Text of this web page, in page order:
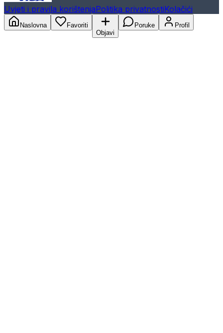
Uvjeti i pravila korištenjaPolitika privatnostiKolačići
Naslovna
Favoriti
Objavi
Poruke Profil